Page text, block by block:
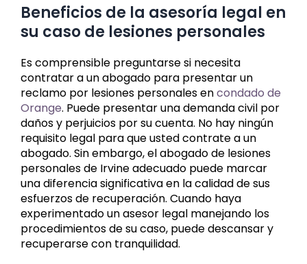
Beneficios de la asesoría legal en
su caso de lesiones personales
Es comprensible preguntarse si necesita
contratar a un abogado para presentar un
reclamo por lesiones personales encondado de
Orange. Puede presentar una demanda civil por
daños y perjuicios por su cuenta. No hay ningún
requisito legal para que usted contrate a un
abogado. Sin embargo, el abogado de lesiones
personales de Irvine adecuado puede marcar
una diferencia significativa en la calidad de sus
esfuerzos de recuperación. Cuando haya
experimentado un asesor legal manejando los
procedimientos de su caso, puede descansar y
recuperarse con tranquilidad.